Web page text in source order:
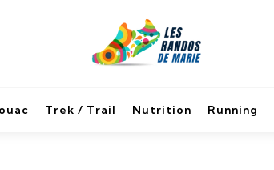
Trek / Trail Nutrition Running